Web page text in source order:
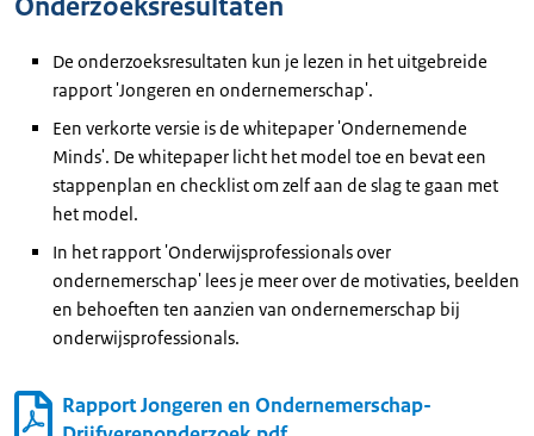
Onderzoeksresultaten
De onderzoeksresultaten kun je lezen in het uitgebreide
rapport 'Jongeren en ondernemerschap'.
Een verkorte versie is de whitepaper 'Ondernemende
Minds'. De whitepaper licht het model toe en bevat een
stappenplan en checklist om zelf aan de slag te gaan met
het model.
In het rapport 'Onderwijsprofessionals over
ondernemerschap' lees je meer over de motivaties, beelden
en behoeften ten aanzien van ondernemerschap bij
onderwijsprofessionals.
Rapport Jongeren en Ondernemerschap-